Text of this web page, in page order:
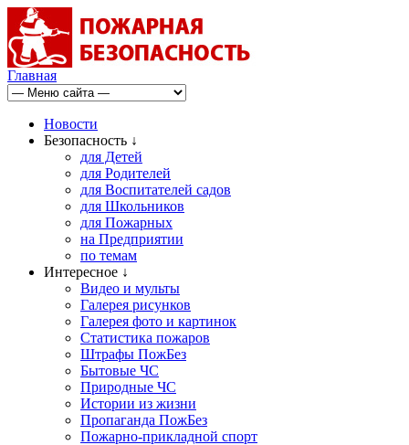
Главная
Новости
Безопасность ↓
для Детей
для Родителей
для Воспитателей садов
для Школьников
для Пожарных
на Предприятии
по темам
Интересное ↓
Видео и мульты
Галерея рисунков
Галерея фото и картинок
Статистика пожаров
Штрафы ПожБез
Бытовые ЧС
Природные ЧС
Истории из жизни
Пропаганда ПожБез
Пожарно-прикладной спорт